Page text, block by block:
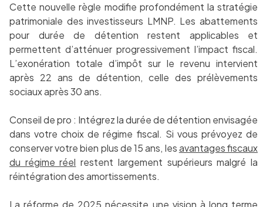
Cette nouvelle règle modifie profondément la stratégie
patrimoniale des investisseurs LMNP. Les abattements
pour durée de détention restent applicables et
permettent d’atténuer progressivement l’impact fiscal.
L’exonération totale d’impôt sur le revenu intervient
après 22 ans de détention, celle des prélèvements
sociaux après 30 ans.
Conseil de pro : Intégrez la durée de détention envisagée
dans votre choix de régime fiscal. Si vous prévoyez de
conserver votre bien plus de 15 ans, lesavantages fiscaux
du régime réel restent largement supérieurs malgré la
réintégration des amortissements.
La réforme de 2025 nécessite une vision à long terme